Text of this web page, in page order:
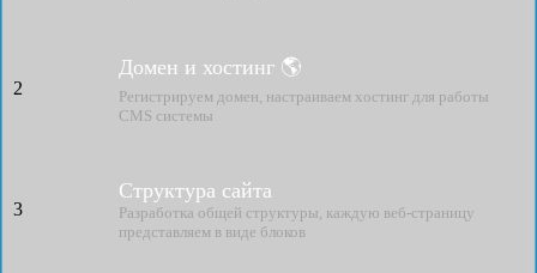
2
Домен и хостинг 🌎
Регистрируем домен, настраиваем хостинг для работы
CMS системы
3
Структура сайта
Разработка общей структуры, каждую веб-страницу
представляем в виде блоков